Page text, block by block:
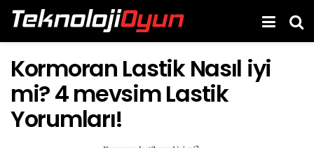
Kormoran Lastik Nasıl iyi
mi? 4 mevsim Lastik
Yorumları!